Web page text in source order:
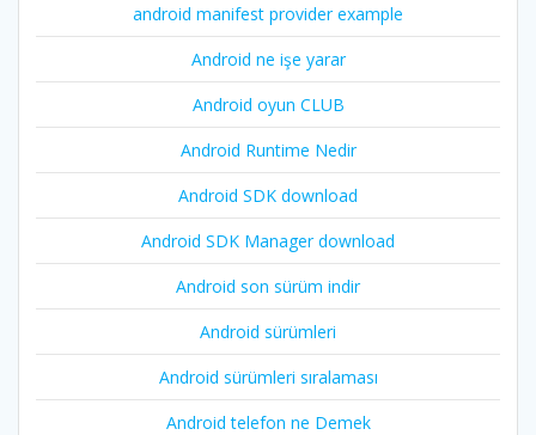
android manifest provider example
Android ne işe yarar
Android oyun CLUB
Android Runtime Nedir
Android SDK download
Android SDK Manager download
Android son sürüm indir
Android sürümleri
Android sürümleri sıralaması
Android telefon ne Demek